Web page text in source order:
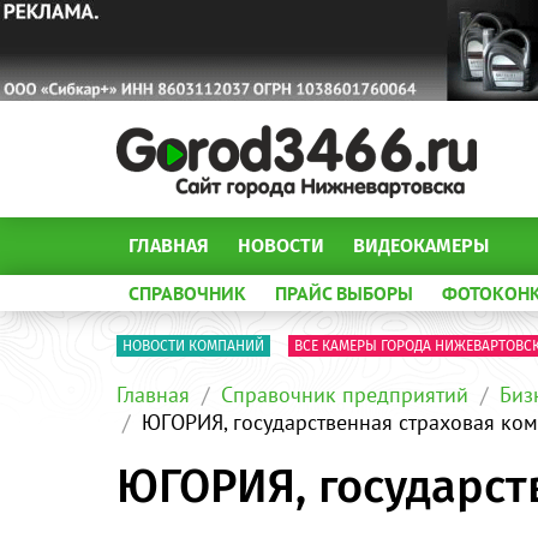
ГЛАВНАЯ НОВОСТИ ВИДЕОКАМЕРЫ
СПРАВОЧНИК ПРАЙС ВЫБОРЫ
НОВОСТИ КОМПАНИЙ ВСЕ КАМЕРЫ ГОРОДА
Главная Справочник предприятий
ЮГОРИЯ, государственная страховая
ЮГОРИЯ,